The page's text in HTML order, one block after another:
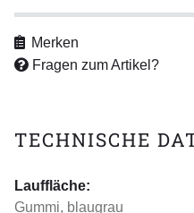
Merken
Fragen zum Artikel?
TECHNISCHE
Lauffläche:
Gummi, blaugrau